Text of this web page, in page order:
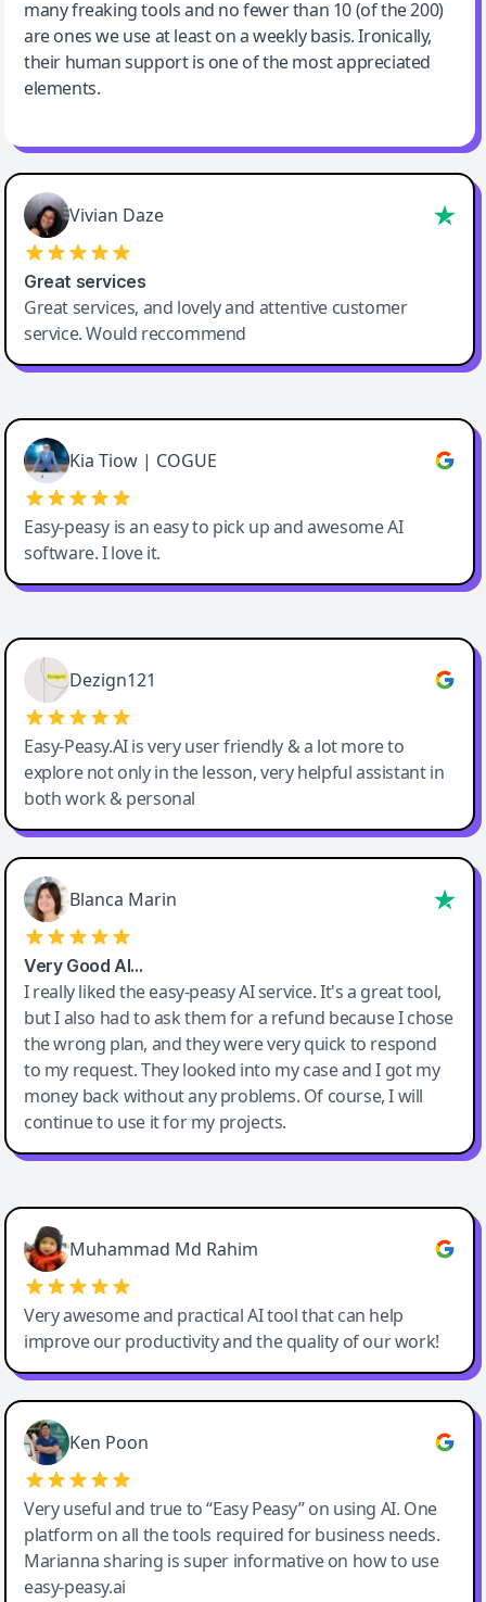
many freaking tools and no fewer than 10 (of the 200)
are ones we use at least on a weekly basis. Ironically,
their human support is one of the most appreciated
elements.
Vivian Daze
Great services
Great services, and lovely and attentive customer
service. Would reccommend
Cody Crabb
Great service, Best AI tool
Kia Tiow | COGUE
Easy-peasy is an easy to pick up and awesome AI
software. I love it.
Easy-Peasy AI
Dezign121
Easy-Peasy.AI is very user friendly & a lot more to
explore not only in the lesson, very helpful assistant in
both work & personal
Blanca Marin
Very Good AI…
I really liked the easy-peasy AI service. It's a great tool,
but I also had to ask them for a refund because I chose
the wrong plan, and they were very quick to respond
to my request. They looked into my case and I got my
money back without any problems. Of course, I will
continue to use it for my projects.
Easy-Peasy AI
Muhammad Md Rahim
Very awesome and practical AI tool that can help
improve our productivity and the quality of our work!
Ken Poon
Very useful and true to “Easy Peasy” on using AI. One
platform on all the tools required for business needs.
Marianna sharing is super informative on how to use
easy-peasy.ai